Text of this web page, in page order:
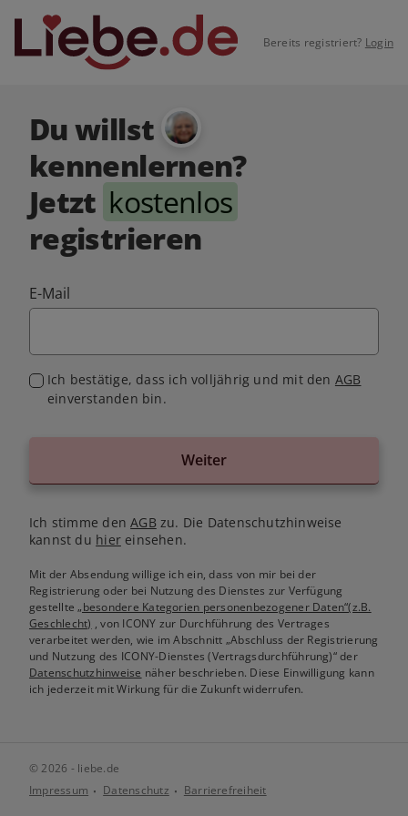
Bereits registriert? Login
Du willst
kennenlernen?
Jetzt kostenlos
registrieren
E-Mail
Ich bestätige, dass ich volljährig und mit den AGB
einverstanden bin.
Weiter
Ich stimme denAGB zu. Die Datenschutzhinweise
kannst du hiereinsehen.
Mit der Absendung willige ich ein, dass von mir bei der
Registrierung oder bei Nutzung des Dienstes zur Verfügung
gestellte„besondere Kategorien personenbezogener Daten“(z.B.
Geschlecht) , von ICONY zur Durchführung des Vertrages
verarbeitet werden, wie im Abschnitt „Abschluss der Registrierung
und Nutzung des ICONY-Dienstes (Vertragsdurchführung)“ der
Datenschutzhinweise näher beschrieben. Diese Einwilligung kann
ich jederzeit mit Wirkung für die Zukunft widerrufen.
© 2026 - liebe.de
Impressum
Datenschutz Barrierefreiheit